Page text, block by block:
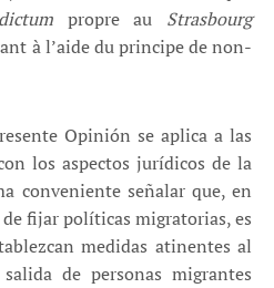
dictum propre au Strasbourg
à l’aide du principe de non-
Opinión se aplica a las
los aspectos jurídicos de la
conveniente señalar que, en
fijar políticas migratorias, es
medidas atinentes al
de personas migrantes